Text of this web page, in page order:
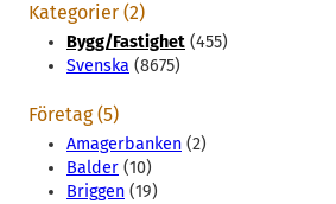
Kategorier (2)
Bygg/Fastighet (455)
Svenska (8675)
Företag (5)
Amagerbanken (2)
Balder (10)
Briggen (19)